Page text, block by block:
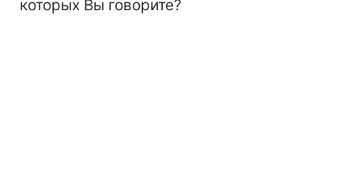
которых Вы говорите?